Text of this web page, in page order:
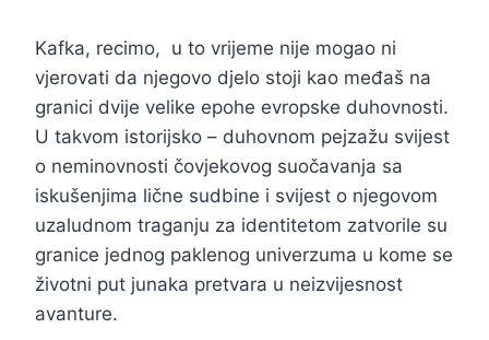
Kafka, recimo, u to vrijeme nije mogao ni
vjerovati da njegovo djelo stoji kao međaš na
granici dvije velike epohe evropske duhovnosti.
U takvom istorijsko – duhovnom pejzažu svijest
o neminovnosti čovjekovog suočavanja sa
iskušenjima lične sudbine i svijest o njegovom
uzaludnom traganju za identitetom zatvorile su
granice jednog paklenog univerzuma u kome se
životni put junaka pretvara u neizvijesnost
avanture.